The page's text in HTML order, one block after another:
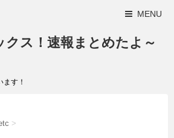
MENU
クス！速報まとめたよ～
す！
>